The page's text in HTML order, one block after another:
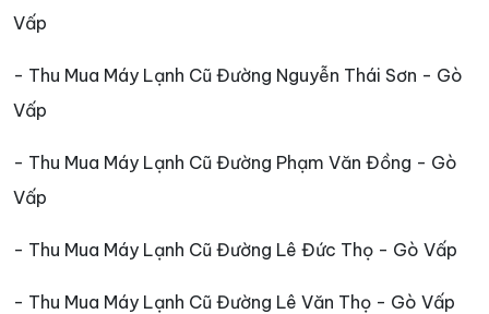
Vấp
- Thu Mua Máy Lạnh Cũ Đường Nguyễn Thái Sơn - Gò
Vấp
- Thu Mua Máy Lạnh Cũ Đường Phạm Văn Đồng - Gò
Vấp
- Thu Mua Máy Lạnh Cũ Đường Lê Đức Thọ - Gò Vấp
- Thu Mua Máy Lạnh Cũ Đường Lê Văn Thọ - Gò Vấp